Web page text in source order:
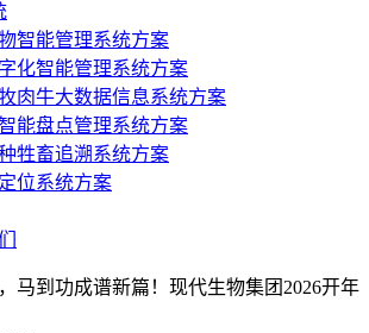
智能管理系统方案
化智能管理系统方案
肉牛大数据信息系统方案
能盘点管理系统方案
牲畜追溯系统方案
位系统方案